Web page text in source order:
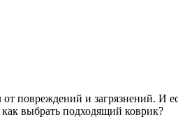
повреждений и загрязнений. И
как выбрать подходящий коврик?